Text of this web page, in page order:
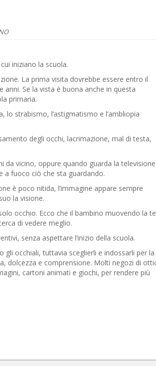
iniziano la scuola.
La prima visita dovrebbe essere entro il
Se la vista è buona anche in questa
primaria.
lo strabismo, l’astigmatismo e l’ambliopia
degli occhi, lacrimazione, mal di testa,
da vicino, oppure quando guarda la televisione:
a fuoco ciò che sta guardando.
è poco nitida, l’immagine appare sempre
la visione.
occhio. Ecco che il bambino muovendo la
di vedere meglio.
senza aspettare l’inizio della scuola.
gli occhiali, tuttavia sceglierli e indossarli per la
dolcezza e comprensione. Molti negozi di
cartoni animati e giochi, per rendere più